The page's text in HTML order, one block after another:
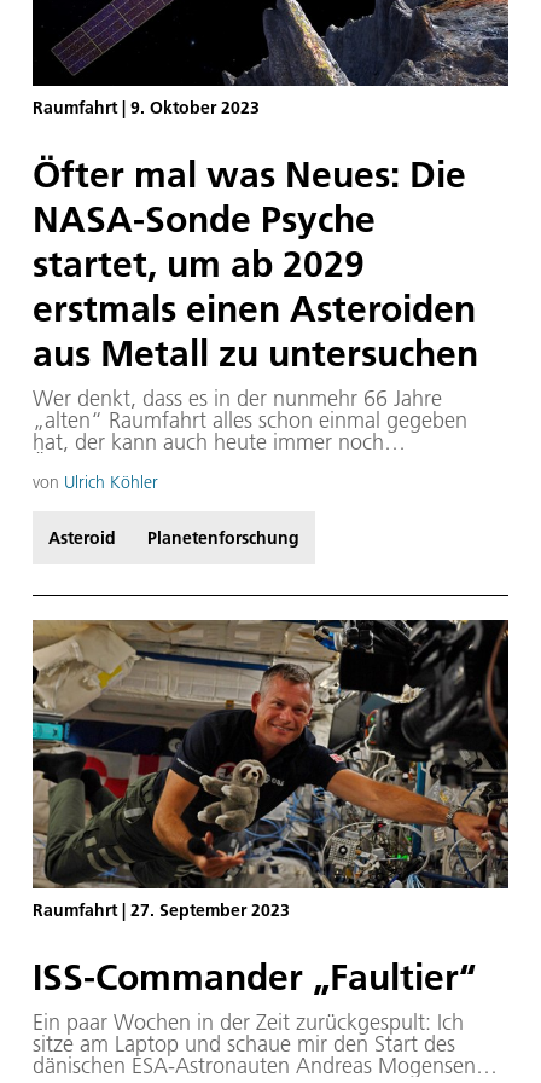
Raumfahrt| 9. Oktober 2023
Öfter mal was Neues: Die
NASA-Sonde Psyche
startet, um ab 2029
erstmals einen Asteroiden
aus Metall zu untersuchen
Wer denkt, dass es in der nunmehr 66 Jahre
„alten“ Raumfahrt alles schon einmal gegeben
hat, der kann auch heute immer noch
beginnt die NASA-Mission Psyche, die ab 2029
Eigenschaften bei allen bisherigen Objekten der
Planetenforschung noch nie angetroffen wurden.
von Ulrich Köhler
Asteroid Planetenforschung
Raumfahrt| 27. September 2023
ISS-Commander „Faultier“
Ein paar Wochen in der Zeit zurückgespult: Ich
sitze am Laptop und schaue mir den Start des
dänischen ESA-Astronauten Andreas Mogensen